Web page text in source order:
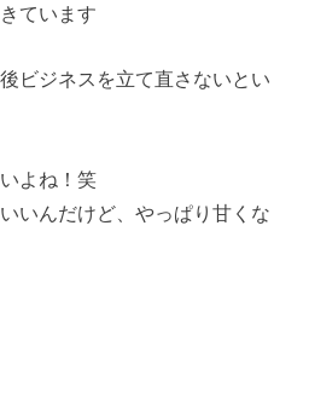
ています
ビジネスを立て直さないとい
よね！笑
いんだけど、やっぱり甘くな